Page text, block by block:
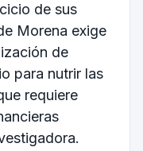
de sus
Morena exige
de
para nutrir las
requiere